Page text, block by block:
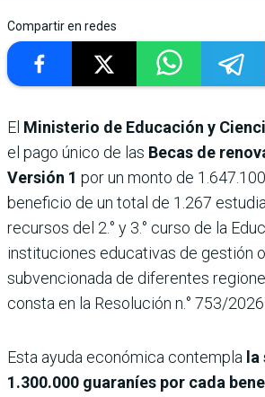
Compartir en redes
El Ministerio de Educación y
el pago único de las Becas de
Versión 1 por un monto de
beneficio de un total de 1.267
recursos del 2.° y 3.° curso de la
instituciones educativas de gestión
subvencionada de diferentes
consta en la Resolución n.° 753/2026.
Esta ayuda económica contempla
1.300.000 guaraníes por cada